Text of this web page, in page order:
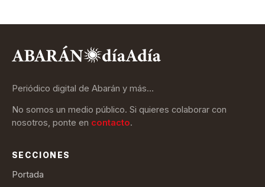
Periódico digital de Abarán y más…
No somos un medio público. Si quieres colaborar con
nosotros, ponte en contacto.
SECCIONES
Portada